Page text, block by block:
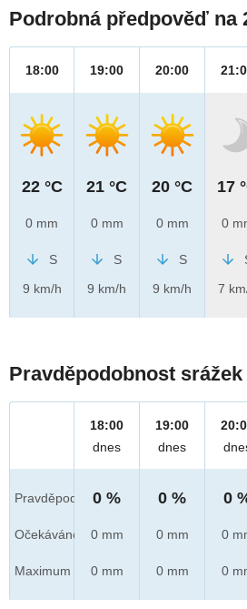
Podrobná předpověď na
18:00
22 °C
0 mm
S
9 km/h
19:00
21 °C
0 mm
S
9 km/h
20:00
20 °C
0 mm
S
9 km/h
17
0
7
Pravděpodobnost srážek
Pravděpod.
Očekáváno
Maximum
18:00
dnes
0 %
0 mm
0 mm
19:00
dnes
0 %
0 mm
0 mm
0
0
0